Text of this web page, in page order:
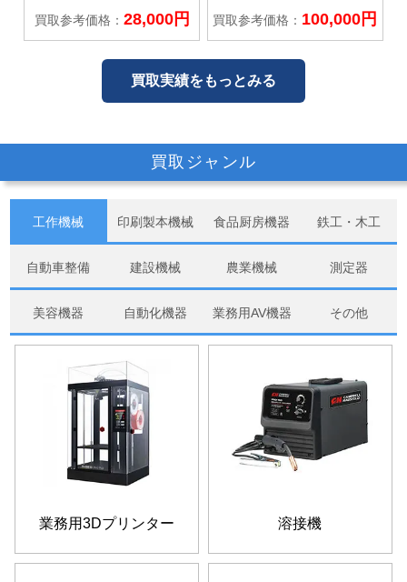
買取参考価格： 28,000円
買取参考価格： 100,000円
買取実績をもっとみる
買取ジャンル
工作機械 印刷製本機械 食品厨房機器 鉄工・木工
自動車整備 建設機械 農業機械 測定器
美容機器 自動化機器 業務用AV機器 その他
業務用3Dプリンター 溶接機